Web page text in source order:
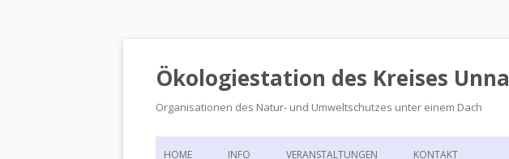
Ökologiestation des Kreises Unna
Organisationen des Natur- und Umweltschutzes unter einem Dach
HOME INFO VERANSTALTUNGEN KONTAKT